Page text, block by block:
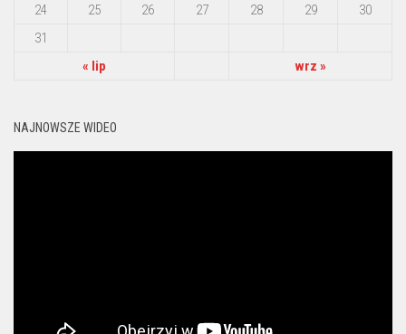
24
25 26 27 28 29
30
31
« lip
wrz »
NAJNOWSZE WIDEO